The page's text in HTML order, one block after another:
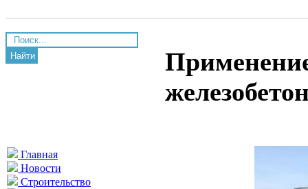
Найти
Главная
Новости
Строительство